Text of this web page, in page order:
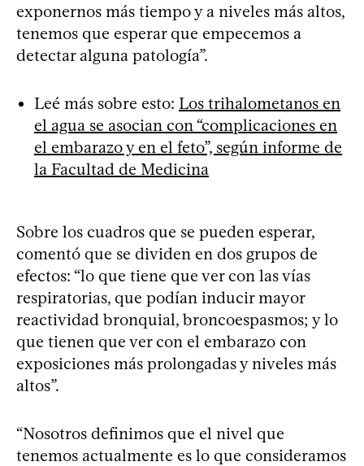
exponernos más tiempo y a niveles más altos,
tenemos que esperar que empecemos a
detectar alguna patología”.
Leé más sobre esto: Los trihalometanos en
el agua se asocian con “complicaciones en
el embarazo y en el feto”, según informe de
la Facultad de Medicina
Sobre los cuadros que se pueden esperar,
comentó que se dividen en dos grupos de
efectos: “lo que tiene que ver con las vías
respiratorias, que podían inducir mayor
reactividad bronquial, broncoespasmos; y lo
que tienen que ver con el embarazo con
exposiciones más prolongadas y niveles más
altos”.
“Nosotros definimos que el nivel que
tenemos actualmente es lo que consideramos